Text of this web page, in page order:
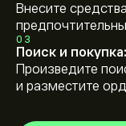
Внесите
03
Поиск и покупка:
Произведите
и разместите